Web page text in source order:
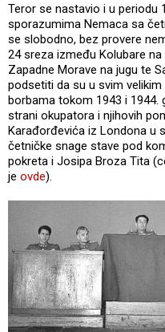
Teror se nastavio i u periodu
sporazumima Nemaca sa
se slobodno, bez provere
24 sreza između Kolubare
Zapadne Morave na jugu te
podsetiti da su u svim
borbama tokom 1943 i
strani okupatora i njihovih
Karađorđevića iz Londona u
četničke snage stave pod
pokreta i Josipa Broza Tita
je ovde).